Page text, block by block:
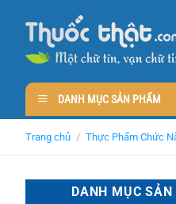
content
DANH MỤC SẢN PHẨM
Trang chủ / Thực Phẩm Chức
DANH MỤC